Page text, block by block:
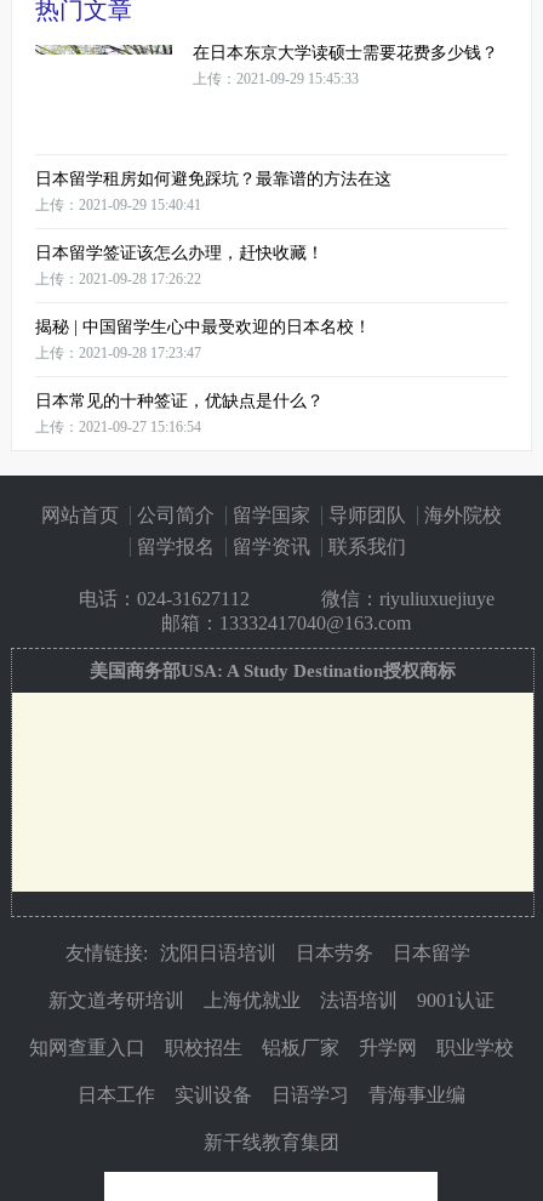
热门文章
在日本东京大学读硕士需要花费多少钱？
上传：2021-09-29 15:45:33
日本留学租房如何避免踩坑？最靠谱的方法在这
上传：2021-09-29 15:40:41
日本留学签证该怎么办理，赶快收藏！
上传：2021-09-28 17:26:22
揭秘 | 中国留学生心中最受欢迎的日本名校！
上传：2021-09-28 17:23:47
日本常见的十种签证，优缺点是什么？
上传：2021-09-27 15:16:54
网站首页 公司简介 留学国家 导师团队
海外院校
留学报名
留学资讯 联系我们
电话： 024-31627112
微信：riyuliuxuejiuye
邮箱：13332417040@163.com
美国商务部USA: A Study Destination授权商标
友情链接: 沈阳日语培训 日本劳务 日本留学
新文道考研培训 上海优就业 法语培训 9001认证
知网查重入口 职校招生 铝板厂家 升学网 职业学校
日本工作 实训设备 日语学习 青海事业编
新干线教育集团